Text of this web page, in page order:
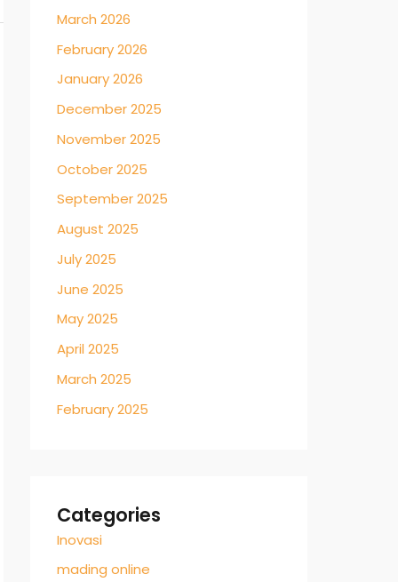
March 2026
February 2026
January 2026
December 2025
November 2025
October 2025
September 2025
August 2025
July 2025
June 2025
May 2025
April 2025
March 2025
February 2025
Categories
Inovasi
mading online